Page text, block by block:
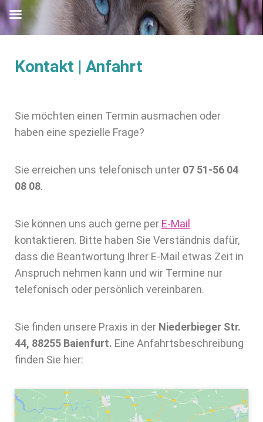
Kontakt | Anfahrt
Sie möchten einen Termin ausmachen oder
haben eine spezielle Frage?
Sie erreichen uns telefonisch unter 07 51-56 04
08 08.
Sie können uns auch gerne per E-Mail
kontaktieren. Bitte haben Sie Verständnis dafür,
dass die Beantwortung Ihrer E-Mail etwas Zeit in
Anspruch nehmen kann und wir Termine nur
telefonisch oder persönlich vereinbaren.
Sie finden unsere Praxis in der Niederbieger Str.
44, 88255 Baienfurt. Eine Anfahrtsbeschreibung
finden Sie hier: